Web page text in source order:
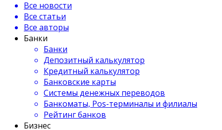
Все новости
Все статьи
Все авторы
Банки
Банки
Депозитный калькулятор
Кредитный калькулятор
Банковские карты
Системы денежных переводов
Банкоматы, Pos-терминалы и филиалы
Рейтинг банков
Бизнес